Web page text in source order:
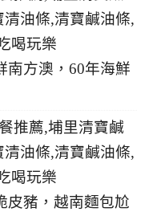
南方澳，60年海鮮
皮豬，越南麵包尬